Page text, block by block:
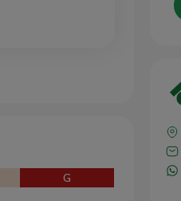
1,3 Km
G